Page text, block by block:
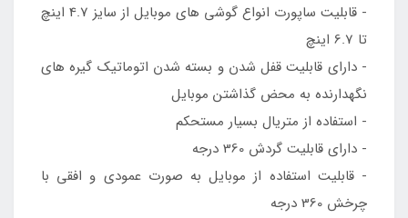
- قابلیت ساپورت انواع گوشی های موبایل از سایز 4.7 اینچ
تا 6.7 اینچ
- دارای قابلیت قفل شدن و بسته شدن اتوماتیک گیره های
نگهدارنده به محض گذاشتن موبایل
- استفاده از متریال بسیار مستحکم
- دارای قابلیت گردش 360 درجه
- قابلیت استفاده از موبایل به صورت عمودی و افقی با
چرخش 360 درجه